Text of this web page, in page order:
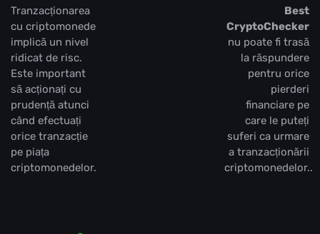
Tranzacționarea
cu criptomonede
implică un nivel
ridicat de risc.
Este important
să acționați cu
prudență atunci
când efectuați
orice tranzacție
pe piața
criptomonedelor.
Best
CryptoChecker
nu poate fi trasă
la răspundere
pentru orice
pierderi
financiare pe
care le puteți
suferi ca urmare
a tranzacționării
criptomonedelor..